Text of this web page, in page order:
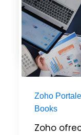
PUBLICADO EN
Zoho
Books
Zoho